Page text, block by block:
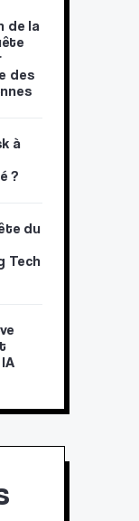
de la
des
à
?
du
Tech